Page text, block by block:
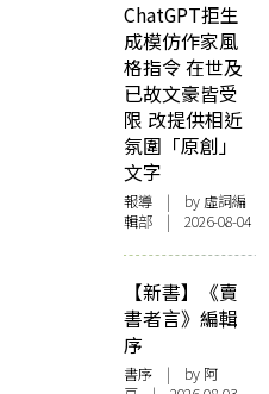
ChatGPT拒生
成模仿作家風
格指令 在世及
已故文豪皆受
限 改提供相近
氛圍「原創」
文字
報導 | by 虛詞編
輯部 | 2026-08-04
【新書】《賣
書者言》編輯
序
書序 | by 阿